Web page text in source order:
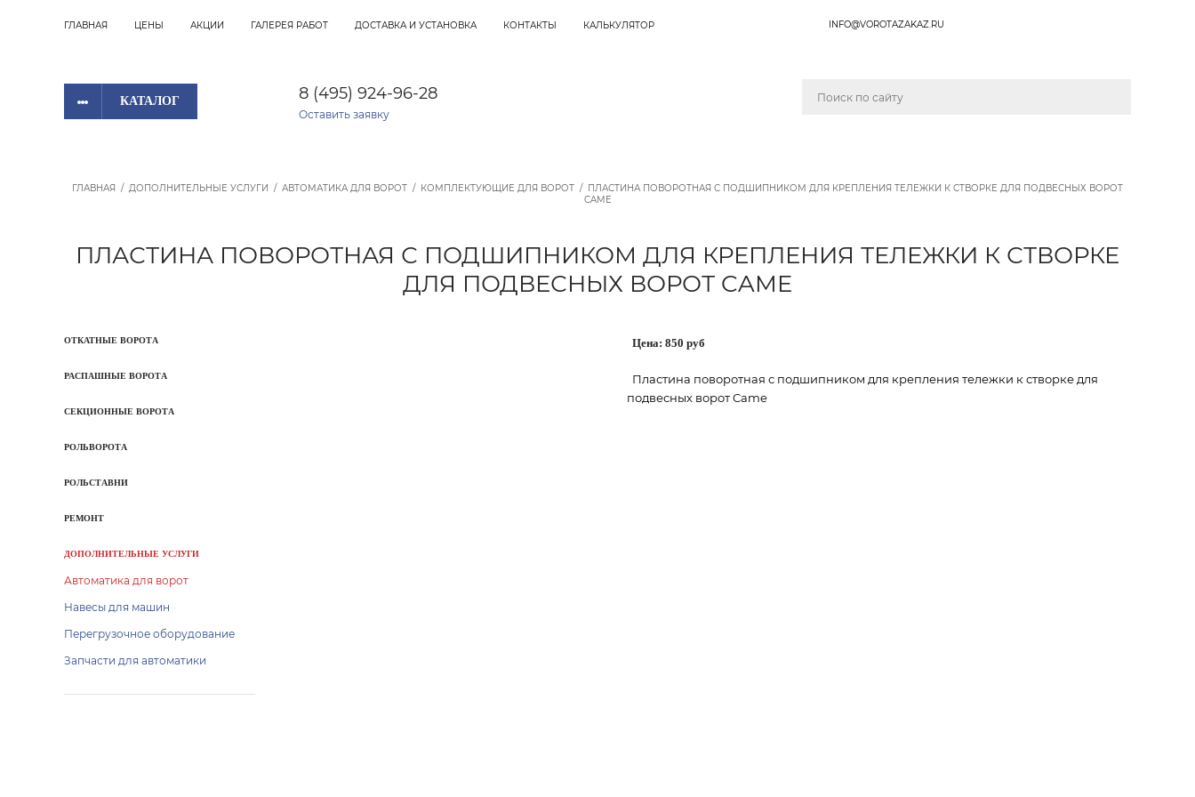
ГЛАВНАЯ ЦЕНЫ АКЦИИ ГАЛЕРЕЯ РАБОТ ДОСТАВКА И УСТАНОВКА КОНТАКТЫ КАЛЬКУЛЯТОР
КАТАЛОГ 8 (495) 924-96-28
Оставить заявку
INFO@VOROTAZAKAZ.RU
ГЛАВНАЯ / ДОПОЛНИТЕЛЬНЫЕ УСЛУГИ / АВТОМАТИКА ДЛЯ ВОРОТ / КОМПЛЕКТУЮЩИЕ ДЛЯ ВОРОТ / ПЛАСТИНА ПОВОРОТНАЯ С ПОДШИПНИКОМ ДЛЯ КРЕПЛЕНИЯ ТЕЛЕЖКИ К СТВОРКЕ ДЛЯ ПОДВЕСНЫХ ВОРОТ
CAME
ПЛАСТИНА ПОВОРОТНАЯ С ПОДШИПНИКОМ ДЛЯ КРЕПЛЕНИЯ ТЕЛЕЖКИ К СТВОРКЕ
ДЛЯ ПОДВЕСНЫХ ВОРОТ CAME
ОТКАТНЫЕ ВОРОТА
РАСПАШНЫЕ ВОРОТА
СЕКЦИОННЫЕ ВОРОТА
РОЛЬВОРОТА
РОЛЬСТАВНИ
РЕМОНТ
ДОПОЛНИТЕЛЬНЫЕ УСЛУГИ
Автоматика для ворот
Навесы для машин
Перегрузочное оборудование
Запчасти для автоматики
Цена: 850 руб
Пластина поворотная с подшипником для крепления тележки к створке для
подвесных ворот Came